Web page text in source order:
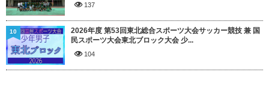
137
2026年度 第53回東北総合スポーツ大会サッカー競技 兼 国
民スポーツ大会東北ブロック大会 少...
104
10